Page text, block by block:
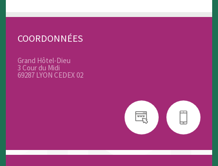
COORDONNÉES
Grand Hôtel-Dieu
3 Cour du Midi
69287 LYON CEDEX 02